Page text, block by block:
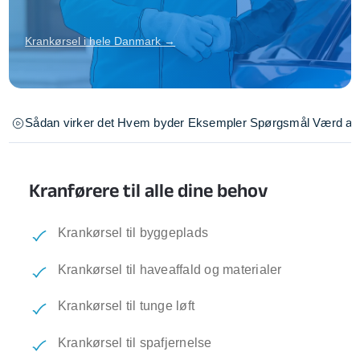
Krankørsel i hele Danmark →
Sådan virker det Hvem byder Eksempler Spørgsmål Værd at
Kranførere til alle dine behov
Krankørsel til byggeplads
Krankørsel til haveaffald og materialer
Krankørsel til tunge løft
Krankørsel til spafjernelse